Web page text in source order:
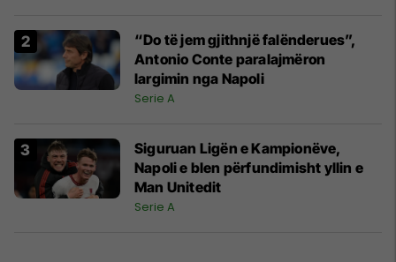
“Do të jem gjithnjë falënderues”,
Antonio Conte paralajmëron
largimin nga Napoli
Serie A
Siguruan Ligën e Kampionëve,
Napoli e blen përfundimisht yllin e
Man Unitedit
Serie A